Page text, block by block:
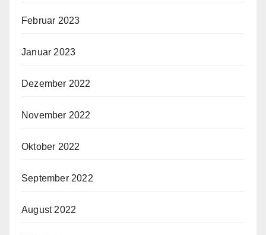
Februar 2023
Januar 2023
Dezember 2022
November 2022
Oktober 2022
September 2022
August 2022